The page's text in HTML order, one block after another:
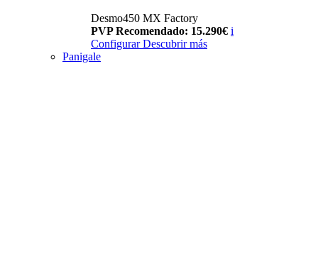
Desmo450 MX Factory
PVP Recomendado: 15.290€ i
Configurar Descubrir más
Panigale